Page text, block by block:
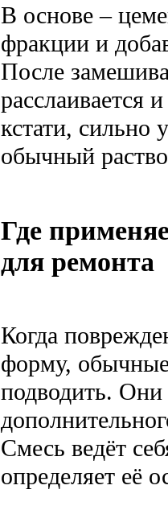
В основе –
фракции и
После
расслаивается
кстати, сильно
обычный
Где
для ремонта
Когда
форму,
подводить.
Смесь ведёт
определяет её